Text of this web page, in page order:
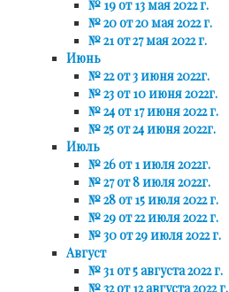
№ 19 от 13 мая 2022 г.
№ 20 от 20 мая 2022 г.
№ 21 от 27 мая 2022 г.
Июнь
№ 22 от 3 июня 2022г.
№ 23 от 10 июня 2022г.
№ 24 от 17 июня 2022 г.
№ 25 от 24 июня 2022г.
Июль
№ 26 от 1 июля 2022г.
№ 27 от 8 июля 2022г.
№ 28 от 15 июля 2022 г.
№ 29 от 22 июля 2022 г.
№ 30 от 29 июля 2022 г.
Август
№ 31 от 5 августа 2022 г.
№ 32 от 12 августа 2022 г.